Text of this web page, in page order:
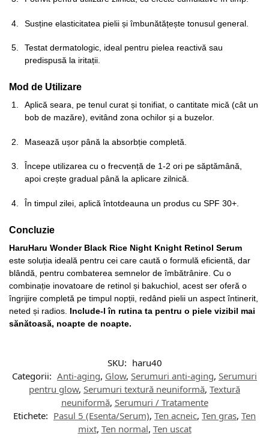
Susține elasticitatea pielii și îmbunătățește tonusul general.
Testat dermatologic, ideal pentru pielea reactivă sau
predispusă la iritații.
Mod de Utilizare
Aplică seara, pe tenul curat și tonifiat, o cantitate mică (cât un
bob de mazăre), evitând zona ochilor și a buzelor.
Masează ușor până la absorbție completă.
Începe utilizarea cu o frecvență de 1-2 ori pe săptămână,
apoi crește gradual până la aplicare zilnică.
În timpul zilei, aplică întotdeauna un produs cu SPF 30+.
Concluzie
HaruHaru Wonder Black Rice Night Knight Retinol Serum
este soluția ideală pentru cei care caută o formulă eficientă, dar
blândă, pentru combaterea semnelor de îmbătrânire. Cu o
combinație inovatoare de retinol și bakuchiol, acest ser oferă o
îngrijire completă pe timpul nopții, redând pielii un aspect întinerit,
neted și radios. Include-l în rutina ta pentru o piele vizibil mai
sănătoasă, noapte de noapte.
SKU: haru40
Categorii: Anti-aging, Glow, Serumuri anti-aging, Serumuri
pentru glow, Serumuri textură neuniformă, Textură
neuniformă, Serumuri / Tratamente
Etichete: Pasul 5 (Esenta/Serum), Ten acneic, Ten gras, Ten
mixt, Ten normal, Ten uscat